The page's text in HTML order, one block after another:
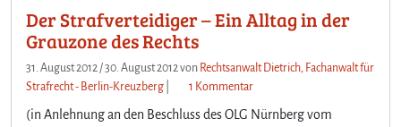
t
z
u
Der Strafverteidiger – Ein Alltag in der
Grauzone des Rechts
31. August 2012 /30. August 2012von Rechtsanwalt Dietrich, Fachanwalt für
Strafrecht - Berlin-Kreuzberg
1 Kommentarz
(in Anlehnung an den Beschluss des OLG Nürnberg vom